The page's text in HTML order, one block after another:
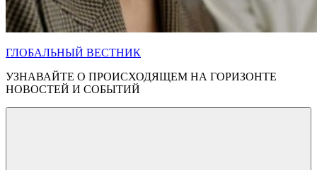
ГЛОБАЛЬНЫЙ ВЕСТНИК
УЗНАВАЙТЕ О ПРОИСХОДЯЩЕМ НА ГОРИЗОНТЕ
НОВОСТЕЙ И СОБЫТИЙ